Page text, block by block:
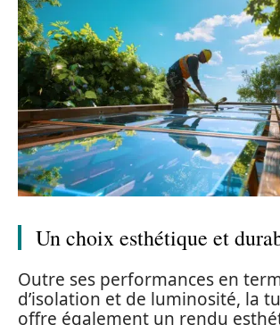
Un choix esthétique et
Outre ses performances en
d’isolation et de luminosité, la
offre également un rendu